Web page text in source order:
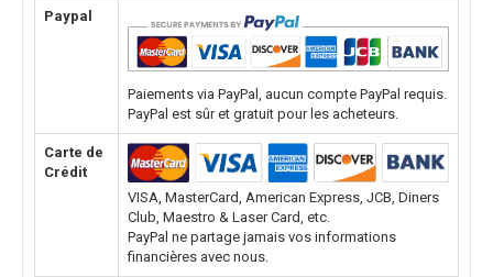
Paypal
Paiements via PayPal, aucun compte PayPal requis.
PayPal est sûr et gratuit pour les acheteurs.
Carte de
Crédit
VISA, MasterCard, American Express, JCB, Diners
Club, Maestro & Laser Card, etc.
PayPal ne partage jamais vos informations
financières avec nous.